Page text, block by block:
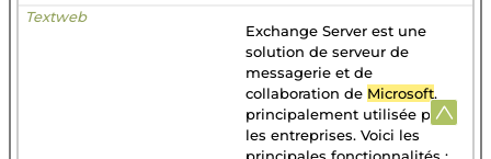
Exchange Server est une
solution de serveur de
messagerie et de
collaboration de Microsoft,
principalement utilisée par
les entreprises. Voici les